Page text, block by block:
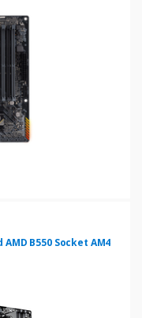
AMD B550 Socket AM4